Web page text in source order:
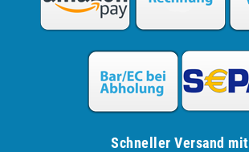
Schneller Versand mit